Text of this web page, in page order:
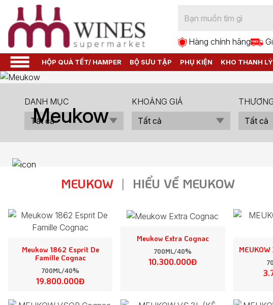
Hàng chính hãng
HỘP QUÀ TẾT/ HAMPER BỘ SƯU TẬP PHỤ KIỆN KHO THANH
Meukow
DANH MỤC KHOẢNG GIÁ
MEUKOW | HIỂU VỀ MEUKOW
Meukow 1862 Esprit De
Famille Cognac
700ML/40%
19.800.000Đ
Meukow Extra Cognac
700ML/40%
10.300.000Đ